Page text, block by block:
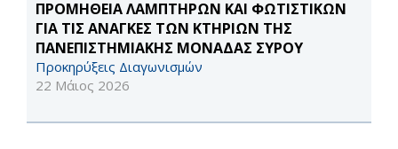
ΠΡΟΜΗΘΕΙΑ ΛΑΜΠΤΗΡΩΝ ΚΑΙ ΦΩΤΙΣΤΙΚΩΝ
ΓΙΑ ΤΙΣ ΑΝΑΓΚΕΣ ΤΩΝ ΚΤΗΡΙΩΝ ΤΗΣ
ΠΑΝΕΠΙΣΤΗΜΙΑΚΗΣ ΜΟΝΑΔΑΣ ΣΥΡΟΥ
Προκηρύξεις Διαγωνισμών
22 Μάιος 2026